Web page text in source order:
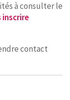
à consulter le
inscrire
contact